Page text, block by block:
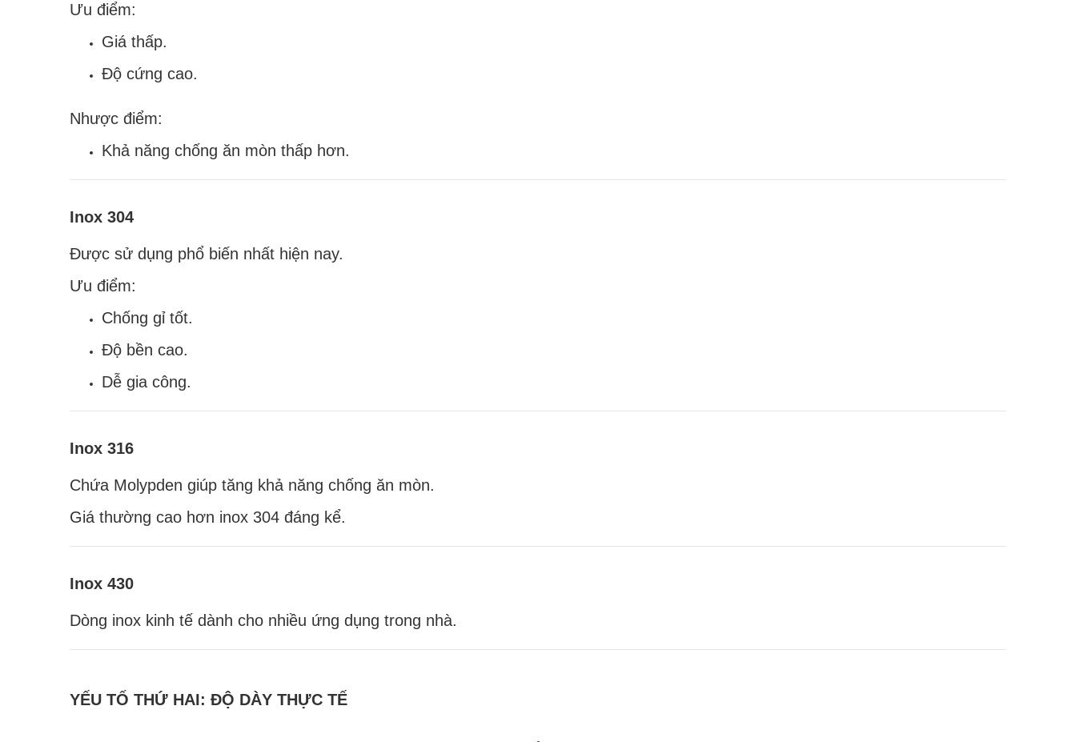
Ưu điểm:
Giá thấp.
Độ cứng cao.
Nhược điểm:
Khả năng chống ăn mòn thấp hơn.
Inox 304
Được sử dụng phổ biến nhất hiện nay.
Ưu điểm:
Chống gỉ tốt.
Độ bền cao.
Dễ gia công.
Inox 316
Chứa Molypden giúp tăng khả năng chống ăn mòn.
Giá thường cao hơn inox 304 đáng kể.
Inox 430
Dòng inox kinh tế dành cho nhiều ứng dụng trong nhà.
YẾU TỐ THỨ HAI: ĐỘ DÀY THỰC TẾ